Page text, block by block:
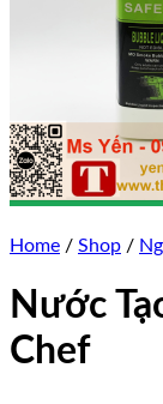
Home / Shop /
Nước
Chef